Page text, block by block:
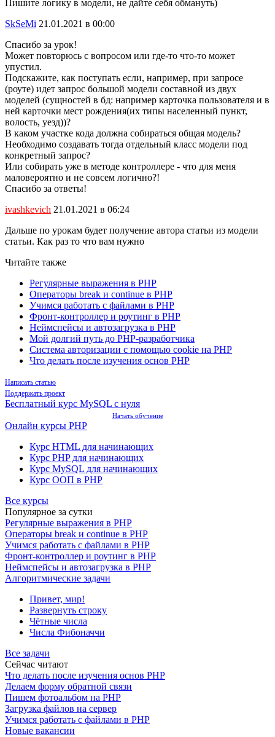
Пишите логику в модели, не дайте себя обмануть)
SkSeMi 21.01.2021 в 00:00
Спасибо за урок!
Может повторюсь с вопросом или где-то что-то может
упустил.
Подскажите, как поступать если, например, при запросе
(роуте) идет запрос большой модели составной из двух
моделей (сущностей в бд: например карточка пользователя и в
ней карточки мест рождения(их типы населенный пункт,
волость, уезд))?
В каком участке кода должна собираться общая модель?
Необходимо создавать тогда отдельный класс модели под
конкретный запрос?
Или собирать уже в методе контроллере - что для меня
маловероятно и не совсем логично?!
Спасибо за ответы!
ivashkevich 21.01.2021 в 06:24
Дальше по урокам будет получение автора статьи из модели
статьи. Как раз то что вам нужно
Читайте также
Регулярные выражения в PHP
Операторы break и continue в PHP
Учимся работать с файлами в PHP
Фронт-контроллер и роутинг в PHP
Неймспейсы и автозагрузка в PHP
Мой долгий путь до PHP-разработчика
Система авторизации с помощью cookie на PHP
Что делать после изучения основ PHP
Написать статью
Поддержать проект
Бесплатный курс MySQL с нуля
Начать обучение
Онлайн курсы PHP
Курс HTML для начинающих
Курс PHP для начинающих
Курс MySQL для начинающих
Курс ООП в PHP
Все курсы
Популярное за сутки
Регулярные выражения в PHP
Операторы break и continue в PHP
Учимся работать с файлами в PHP
Фронт-контроллер и роутинг в PHP
Неймспейсы и автозагрузка в PHP
Алгоритмические задачи
Привет, мир!
Развернуть строку
Чётные числа
Числа Фибоначчи
Все задачи
Сейчас читают
Что делать после изучения основ PHP
Делаем форму обратной связи
Пишем фотоальбом на PHP
Загрузка файлов на сервер
Учимся работать с файлами в PHP
Новые вакансии